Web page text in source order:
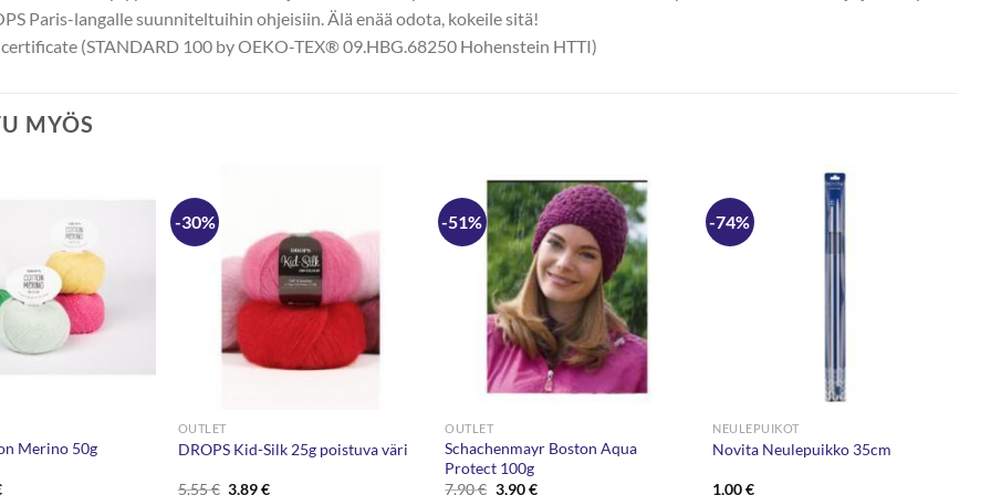
Paris-langalle suunniteltuihin ohjeisiin. Älä enää odota, kokeile sitä!
(STANDARD 100 by OEKO-TEX® 09.HBG.68250 Hohenstein HTTI)
MYÖS
Merino 50g
Nykyinen
-30%
OUTLET
DROPS Kid-Silk 25g poistuva väri
5,55€ Alkuperäinen
3,89€Nykyinen
-51%
OUTLET
Schachenmayr Boston Aqua
Protect 100g
7,90€ Alkuperäinen
3,90€Nykyinen
-74%
NEULEPUIKOT
Novita Neulepuikko 35cm
1,00€